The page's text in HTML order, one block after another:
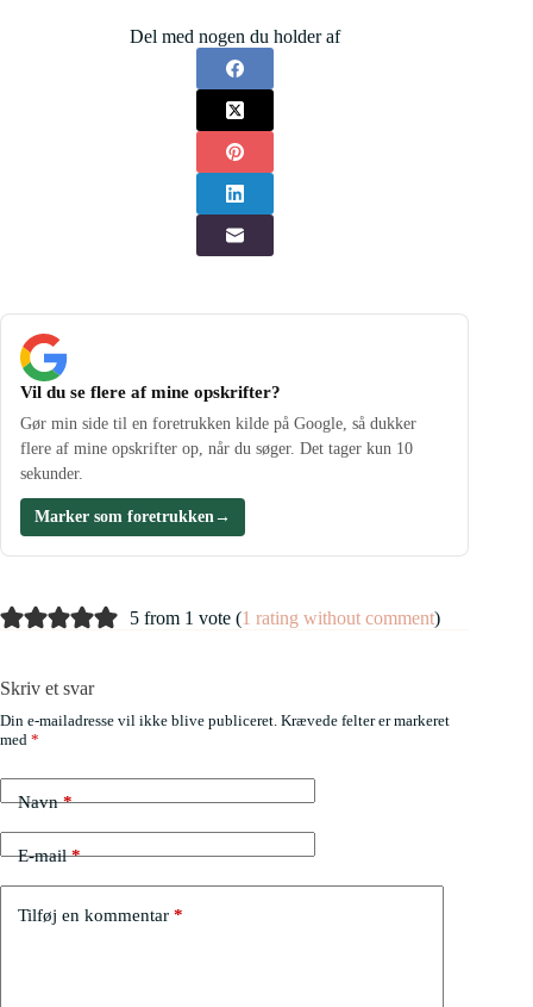
Del med nogen du holder af
Vil du se flere af mine opskrifter?
Gør min side til en foretrukken kilde på Google, så dukker
flere af mine opskrifter op, når du søger. Det tager kun 10
sekunder.
Marker som foretrukken→
5 from 1 vote (1 rating without comment)
Skriv et svar
Din e-mailadresse vil ikke blive publiceret. Krævede felter er markeret
med *
Navn*
E-mail*
Tilføj en kommentar *